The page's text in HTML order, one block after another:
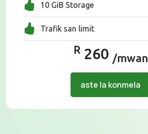
10 GiB Storage
Trafik san limit
R260 /mwan
aste la konmela